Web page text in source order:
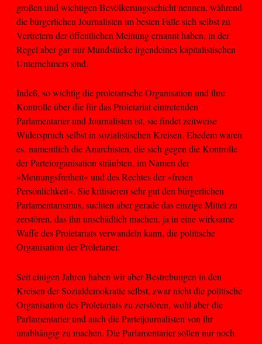
großen und wichtigen Bevölkerungsschicht nennen, während
die bürgerlichen Journalisten im besten Falle sich selbst zu
Vertretern der öffentlichen Meinung ernannt haben, in der
Regel aber gar nur Mundstücke irgendeines kapitalistischen
Unternehmers sind.
Indeß, so wichtig die proletarische Organisation und ihre
Kontrolle über die für das Proletariat eintretenden
Parlamentarier und Journalisten ist, sie findet zeitweise
Widerspruch selbst in sozialistischen Kreisen. Ehedem waren
es. namentlich die Anarchisten, die sich gegen die Kontrolle
der Parteiorganisation sträubten, im Namen der
»Meinungsfreiheit« und des Rechtes der »freien
Persönlichkeit«. Sie kritisieren sehr gut den bürgerlichen
Parlamentarismus, suchten aber gerade das einzige Mittel zu
zerstören, das ihn unschädlich machen, ja in eine wirksame
Waffe des Proletariats verwandeln kann, die politische
Organisation der Proletarier.
Seit einigen Jahren haben wir aber Bestrebungen in den
Kreisen der Sozialdemokratie selbst, zwar nicht die politische
Organisation des Proletariats zu zerstören, wohl aber die
Parlamentarier und auch die Parteijournalisten von ihr
unabhängig zu machen. Die Parlamentarier sollen nur noch